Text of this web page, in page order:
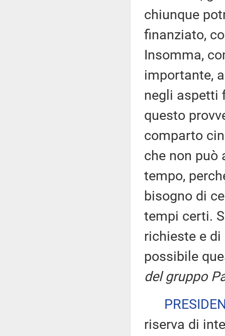
chiunque
finanziato,
Insomma,
importante,
negli aspetti
questo
comparto
che non può
tempo,
bisogno di
tempi certi.
richieste e
possibile
del gruppo
riserva di